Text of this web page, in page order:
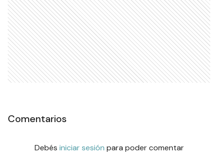
Comentarios
Debés iniciar sesión para poder comentar